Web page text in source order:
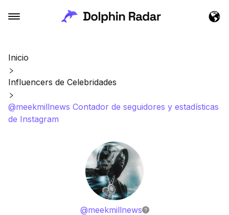
Inicio
Influencers de Celebridades
@meekmillnews Contador de seguidores y estadísticas
de Instagram
@meekmillnews